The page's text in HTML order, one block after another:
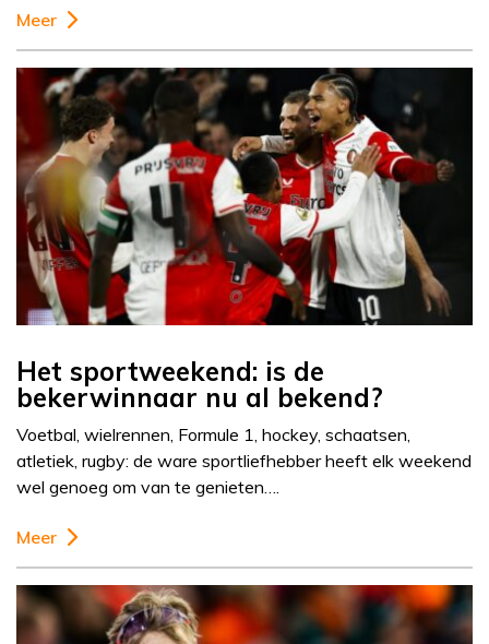
Meer
Het sportweekend: is de
bekerwinnaar nu al bekend?
Voetbal, wielrennen, Formule 1, hockey, schaatsen,
atletiek, rugby: de ware sportliefhebber heeft elk weekend
wel genoeg om van te genieten….
Meer